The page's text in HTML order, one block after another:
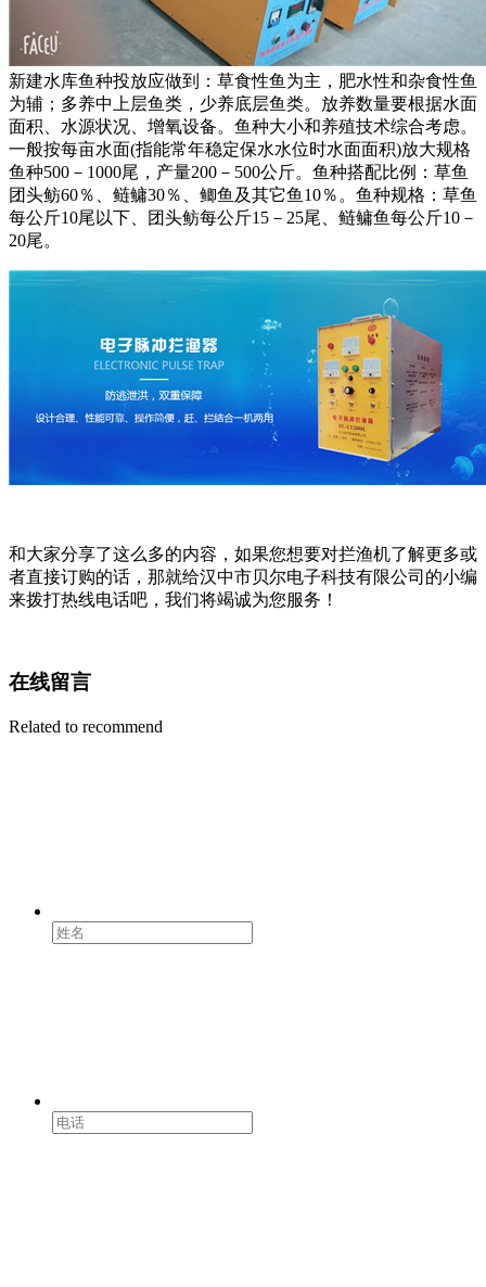
新建水库鱼种投放应做到：草食性鱼为主，肥水性和杂食性鱼
为辅；多养中上层鱼类，少养底层鱼类。放养数量要根据水面
面积、水源状况、增氧设备。鱼种大小和养殖技术综合考虑。
一般按每亩水面(指能常年稳定保水水位时水面面积)放大规格
鱼种500－1000尾，产量200－500公斤。鱼种搭配比例：草鱼
团头鲂60％、鲢鳙30％、鲫鱼及其它鱼10％。鱼种规格：草鱼
每公斤10尾以下、团头鲂每公斤15－25尾、鲢鳙鱼每公斤10－
20尾。
和大家分享了这么多的内容，如果您想要对拦渔机了解更多或
者直接订购的话，那就给汉中市贝尔电子科技有限公司的小编
来拨打热线电话吧，我们将竭诚为您服务！
在线留言
Related to recommend